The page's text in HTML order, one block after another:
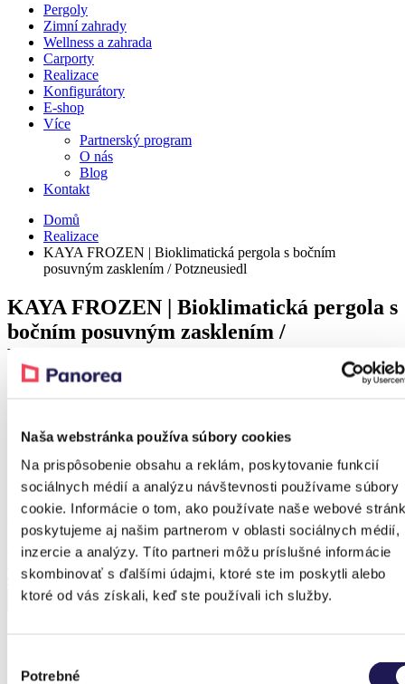
Naša webstránka používa súbory cookies
Na prispôsobenie obsahu a reklám, poskytovanie funkcií
sociálnych médií a analýzu návštevnosti používame súbory
cookie. Informácie o tom, ako používate naše webové
poskytujeme aj našim partnerom v oblasti sociálnych médií,
inzercie a analýzy. Títo partneri môžu príslušné informácie
skombinovať s ďalšími údajmi, ktoré ste im poskytli alebo
ktoré od vás získali, keď ste používali ich služby.
súhlasu
Potrebné
Pergoly
Zimní zahrady
Wellness a zahrada
Carporty
Realizace
Konfigurátory
E-shop
Více
Partnerský program
O nás
Blog
Kontakt
Domů
Realizace
KAYA FROZEN | Bioklimatická pergola s bočním
posuvným zasklením / Potzneusiedl
KAYA FROZEN | Bioklimatická pergola s
bočním posuvným zasklením /
Potzneusiedl
Produkt z realizace
Sleva 37 %
KAYA FROZEN
Bioklimatická pergola s bočním posuvným zasklením
Od291 511,93Kč Od182 199,77Kč
Předchozí realizace